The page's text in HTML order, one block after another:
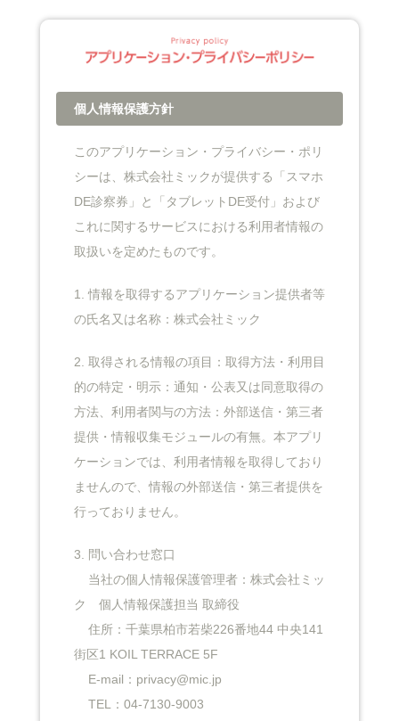
個人情報保護方針
このアプリケーション・プライバシー・ポリ
シーは、株式会社ミックが提供する「スマホ
DE診察券」と「タブレットDE受付」および
これに関するサービスにおける利用者情報の
取扱いを定めたものです。
1. 情報を取得するアプリケーション提供者等
の氏名又は名称：株式会社ミック
2. 取得される情報の項目：取得方法・利用目
的の特定・明示：通知・公表又は同意取得の
方法、利用者関与の方法：外部送信・第三者
提供・情報収集モジュールの有無。本アプリ
ケーションでは、利用者情報を取得しており
ませんので、情報の外部送信・第三者提供を
行っておりません。
3. 問い合わせ窓口
当社の個人情報保護管理者：株式会社ミッ
ク 個人情報保護担当 取締役
住所：千葉県柏市若柴226番地44 中央141
街区1 KOIL TERRACE 5F
E-mail：privacy@mic.jp
TEL：04-7130-9003